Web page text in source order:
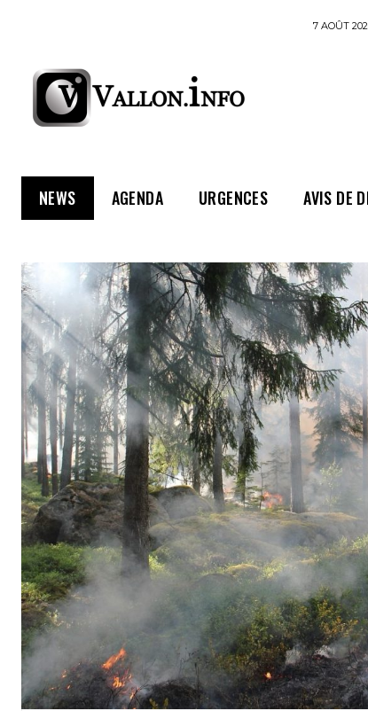
7 AOÛT
NEWS AGENDA URGENCES AVIS DE